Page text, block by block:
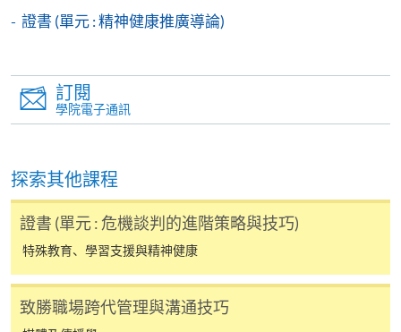
凡以「先到先得」為取錄方式的課程，請填妥
SF26報名表，親往報名中心
[下載報名表SF26
表可向報名中心或有關課程負責人索取。填妥申請
表格後，請連同報名費/學費以及所需證明文件親
往報名中心或以郵遞方式遞交。
報讀同一學歷頒授課程內其他單元
​學院為學歷頒授課程特設「註冊及學費通知」，適
證書 (單元 : 精神健康推廣導論)
訂閱
學院電子通訊
探索其他課程
證書 (單元 : 危機談判的進階策略與技巧)
特殊教育、學習支援與精神健康
致勝職場跨代管理與溝通技巧